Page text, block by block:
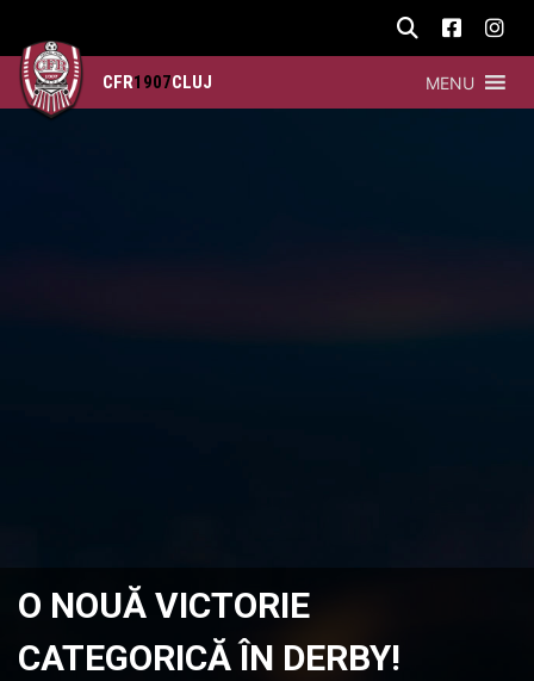
CFR1907CLUJ MENU
O NOUĂ VICTORIE
CATEGORICĂ ÎN DERBY!